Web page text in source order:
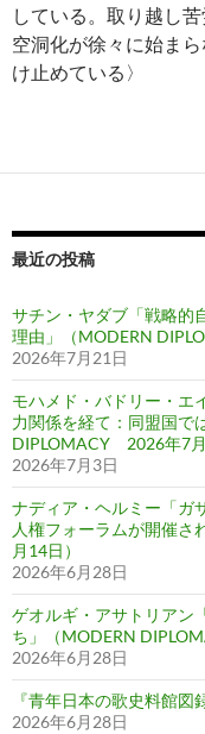
している。取り越し
空洞化が徐々に始ま
け止めている〉
最近の投稿
サチン・ヤダブ「戦略的
理由」（MODERN
2026年7月21日
モハメド・バドリー・エ
力関係を経て：同盟国で
DIPLOMACY 2026年7月
2026年7月3日
ナディア・ヘルミー「ガ
人権フォーラムが開催
月14日）
2026年6月28日
ゲオルギ・アサトリアン
ち」（MODERN
2026年6月28日
『青年日本の歌史料館図
2026年6月28日